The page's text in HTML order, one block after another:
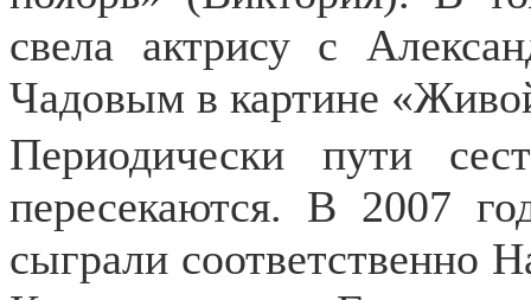
свела актрису с
Чадовым в картине
Периодически пути
пересекаются. В 2007
сыграли соответственно